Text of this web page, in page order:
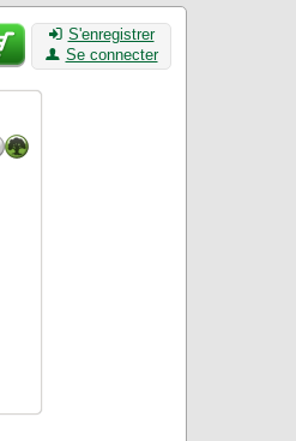
S'enregistrer
Se connecter